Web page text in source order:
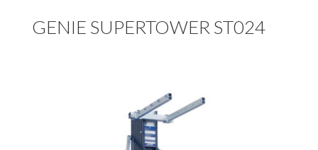
GENIE SUPERTOWER ST024